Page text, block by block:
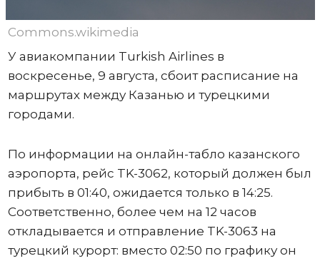
Commons.wikimedia
У авиакомпании Turkish Airlines в
воскресенье, 9 августа, сбоит расписание на
маршрутах между Казанью и турецкими
городами.
По информации на онлайн-табло казанского
аэропорта, рейс TK-3062, который должен был
прибыть в 01:40, ожидается только в 14:25.
Соответственно, более чем на 12 часов
откладывается и отправление TK-3063 на
турецкий курорт: вместо 02:50 по графику он